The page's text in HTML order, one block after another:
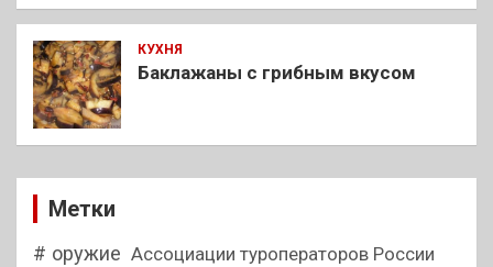
КУХНЯ
Баклажаны с грибным вкусом
Метки
# оружие Ассоциации туроператоров России